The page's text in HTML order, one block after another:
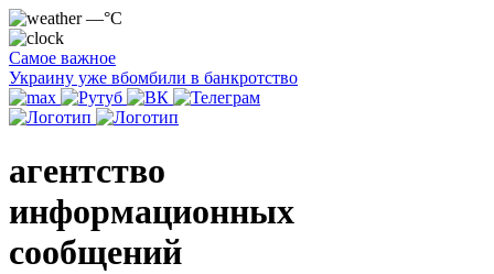
—°C
Самое важное
Украину уже вбомбили в банкротство
агентство
информационных
сообщений